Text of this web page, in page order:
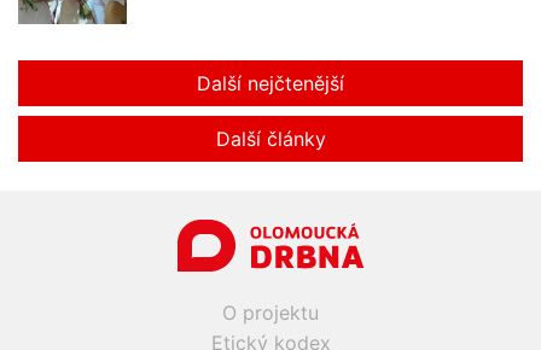
Další nejčtenější
Další články
O projektu
Etický kodex